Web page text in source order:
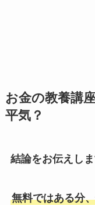
お金の教養講
平気？
結論をお伝えしま
無料ではある分